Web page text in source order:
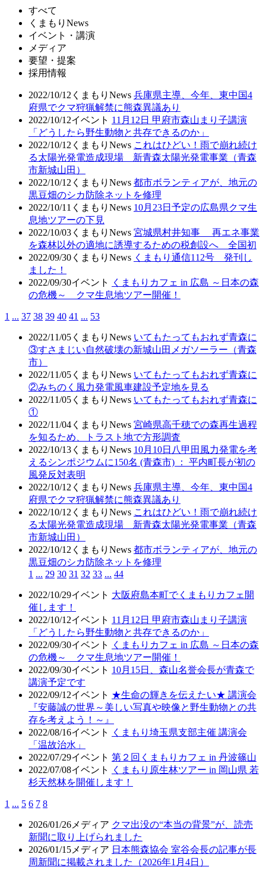
すべて
くまもりNews
イベント・講演
メディア
要望・提案
採用情報
2022/10/12 くまもりNews 兵庫県主導、今年、東中国4
府県でクマ狩猟解禁に熊森異議あり
2022/10/12イベント 11月12日 甲府市森山まり子講演
「どうしたら野生動物と共存できるのか」
2022/10/12 くまもりNews これはひどい！雨で崩れ続け
る太陽光発電造成現場 新青森太陽光発電事業（青森
市新城山田）
2022/10/12 くまもりNews 都市ボランティアが、地元の
黒豆畑のシカ防除ネットを修理
2022/10/11 くまもりNews 10月23日予定の広島県クマ生
息地ツアーの下見
2022/10/03 くまもりNews 宮城県村井知事 再エネ事業
を森林以外の適地に誘導するための税創設へ 全国初
2022/09/30 くまもりNews くまもり通信112号 発刊し
ました！
2022/09/30イベント
くまもりカフェ in 広島 ～日本の森
の危機～ クマ生息地ツアー開催！
1 ... 37 38 39 40 41 ... 53
2022/11/05 くまもりNews いてもたってもおれず青森に
③すさまじい自然破壊の新城山田メガソーラー（青森
市）
2022/11/05 くまもりNews いてもたってもおれず青森に
②みちのく風力発電風車建設予定地を見る
2022/11/05 くまもりNews いてもたってもおれず青森に
①
2022/11/04 くまもりNews 宮崎県高千穂での森再生過程
を知るため、トラスト地で方形調査
2022/10/13 くまもりNews 10月10日八甲田風力発電を考
えるシンポジウムに150名 (青森市) ： 平内町長が初の
風発反対表明
2022/10/12 くまもりNews 兵庫県主導、今年、東中国4
府県でクマ狩猟解禁に熊森異議あり
2022/10/12 くまもりNews これはひどい！雨で崩れ続け
る太陽光発電造成現場 新青森太陽光発電事業（青森
市新城山田）
2022/10/12 くまもりNews 都市ボランティアが、地元の
黒豆畑のシカ防除ネットを修理
1 ... 29 30 31 32 33 ... 44
2022/10/29イベント 大阪府島本町でくまもりカフェ開
催します！
2022/10/12イベント 11月12日 甲府市森山まり子講演
「どうしたら野生動物と共存できるのか」
2022/09/30イベント
くまもりカフェ in 広島 ～日本の森
の危機～ クマ生息地ツアー開催！
2022/09/30イベント 10月15日、森山名誉会長が青森で
講演予定です
2022/09/12イベント ★生命の輝きを伝えたい★ 講演会
『安藤誠の世界～美しい写真や映像と野生動物との共
存を考えよう！～』
2022/08/16イベント
くまもり埼玉県支部主催 講演会
「温故治水」
2022/07/29イベント 第２回くまもりカフェ in 丹波篠山
2022/07/08イベント
くまもり原生林ツアー in 岡山県 若
杉天然林を開催します！
1 ... 5 6 7 8
2026/01/26 メディア クマ出没の“本当の背景”が、読売
新聞に取り上げられました
2026/01/15 メディア 日本熊森協会 室谷会長の記事が長
周新聞に掲載されました（2026年1月4日）